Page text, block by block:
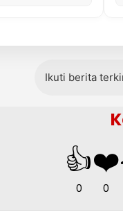
Ikuti berita
👍
0
❤️
0